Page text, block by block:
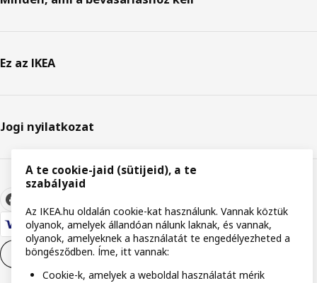
Ez az IKEA
Jogi nyilatkozat
Cookie-beállítások
A te cookie-jaid (sütijeid), a te
szabályaid
Az IKEA.hu oldalán cookie-kat használunk. Vannak köztük
olyanok, amelyek állandóan nálunk laknak, és vannak,
olyanok, amelyeknek a használatát te engedélyezheted a
böngésződben. Íme, itt vannak:
Cookie-k, amelyek a weboldal használatát mérik